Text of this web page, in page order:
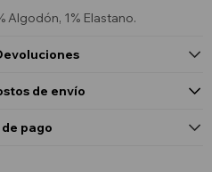
Algodón, 1% Elastano.
de envío
pago